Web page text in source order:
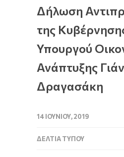
Δήλωση
της
Υπουργού
Ανάπτυξης
Δραγασάκη
14 ΙΟΥΝΊΟΥ, 2019
ΔΕΛΤΊΑ ΤΎΠΟΥ